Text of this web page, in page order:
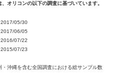
オリコンの以下の調査に基づいています。
05/30
06/05
07/22
07/23
・沖縄を含む全国調査における総サンプル数